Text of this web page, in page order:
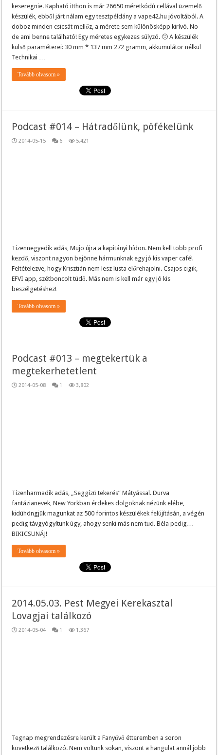
keseregnie. Kapható itthon is már 26650 méretkódú cellával üzemelő
készülék, ebből járt nálam egy tesztpéldány a vape42.hu jóvoltából. A
doboz minden csicsát mellőz, a mérete sem különösképp kirívó. No
de ami benne található! Egy méretes egykezes súlyzó. 🙂 A készülék
külső paraméterei: 30 mm * 137 mm 272 gramm, akkumulátor nélkül
Technikai …
Tovább olvasom »
Podcast #014 – Hátradőlünk, pöfékelünk
2014-05-15 6 5,421
Tizennegyedik adás, Mujo újra a kapitányi hídon. Nem kell több profi
kezdő, viszont nagyon bejönne hármunknak egy jó kis vaper café!
Feltételezve, hogy Krisztián nem lesz lusta előrehajolni. Csajos cigik,
EFVI app, szétboncolt tüdő. Más nem is kell már egy jó kis
beszélgetéshez!
Tovább olvasom »
Podcast #013 – megtekertük a
megtekerhetetlent
2014-05-08 1 3,802
Tizenharmadik adás, „Seggízű tekerés” Mátyással. Durva
fantázianevek, New Yorkban érdekes dolgoknak nézünk elébe,
kidühöngjük magunkat az 500 forintos készülékek felújításán, a végén
pedig távgyógyítunk úgy, ahogy senki más nem tud. Béla pedig…
BIKICSUNÁJ!
Tovább olvasom »
2014.05.03. Pest Megyei Kerekasztal
Lovagjai találkozó
2014-05-04 1 1,367
Tegnap megrendezésre került a Fanyűvő étteremben a soron
következő találkozó. Nem voltunk sokan, viszont a hangulat annál jobb